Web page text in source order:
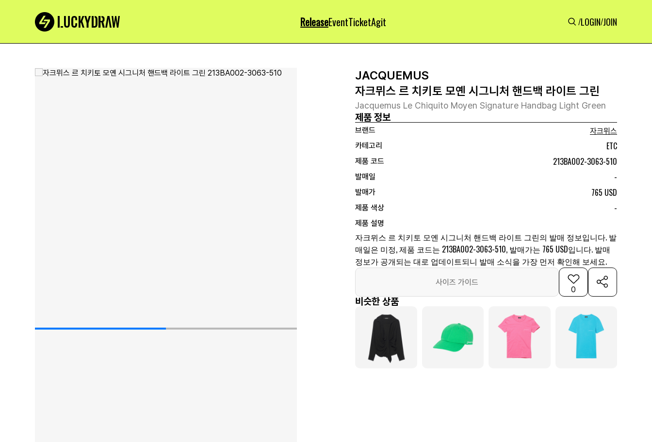
ReleaseEventTicketAgit /LOGIN/JOIN
JACQUEMUS
자크뮈스 르 치키토 모옌 시그니처 핸드백 라이트 그린
Jacquemus Le Chiquito Moyen Signature Handbag Light Green
제품 정보
브랜드
자크뮈스
카테고리
ETC
제품 코드 213BA002-3063-510
발매일 -
발매가 765 USD
제품 색상 -
제품 설명
자크뮈스 르 치키토 모옌 시그니처 핸드백 라이트 그린의 발매 정보입니다. 발
매일은 미정, 제품 코드는 213BA002-3063-510, 발매가는 765 USD입니다. 발매
정보가 공개되는 대로 업데이트되니 발매 소식을 가장 먼저 확인해 보세요.
사이즈 가이드
0
비슷한 상품